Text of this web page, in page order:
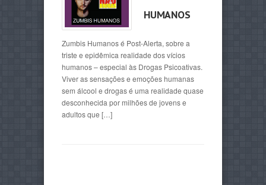
HUMANOS
Zumbis Humanos é Post-Alerta, sobre a
triste e epidêmica realidade dos vícios
humanos – especial às Drogas Psicoativas.
Viver as sensações e emoções humanas
sem álcool e drogas é uma realidade quase
desconhecida por milhões de jovens e
adultos que […]